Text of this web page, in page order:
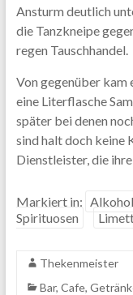
Ansturm deutlich
die Tanzkneipe
regen Tauschhandel.
Von gegenüber kam
eine Literflasche
später bei denen
sind halt doch keine
Dienstleister, die
Markiert in: Alkohol
Spirituosen
Thekenmeister
Bar, Cafe,